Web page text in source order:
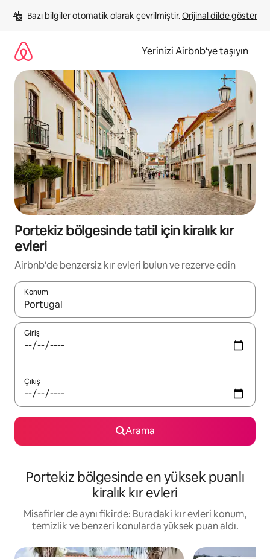
atla
Bazı bilgiler otomatik olarak çevrilmiştir. Orijinal dilde göster
Yerinizi Airbnb'ye taşıyın
Portekiz bölgesinde tatil için kiralık kır
evleri
Airbnb'de benzersiz kır evleri bulun ve rezerve edin
Konum
Sonuçlar kullanılabilir olduğunda yukarı ve aşağı oklarıyla
Giriş
Çıkış
Arama
Portekiz bölgesinde en yüksek puanlı
kiralık kır evleri
Misafirler de aynı fikirde: Buradaki kır evleri konum,
temizlik ve benzeri konularda yüksek puan aldı.